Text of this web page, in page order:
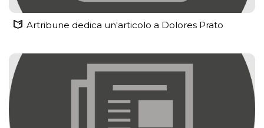
Artribune dedica un'articolo a Dolores Prato